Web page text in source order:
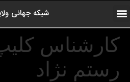
شبکه جهانی
کارشناس
رستم نژاد